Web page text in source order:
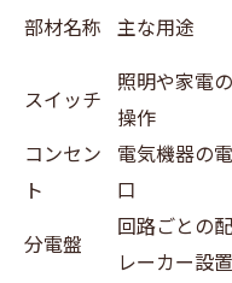
部材名称 主な用途
スイッチ
照明や家電
操作
コンセン
ト
電気機器の
口
分電盤
回路ごとの
レーカー設置